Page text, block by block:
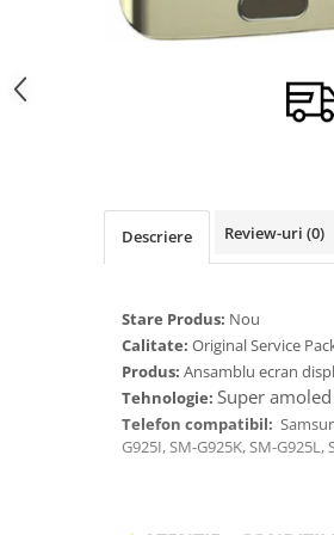
Camere si subansamble
Module si conectori incarcare
Touchscreen
Piese din dezmembrari (SWAP)
Descriere Review-uri (0)
Stare Produs: Nou
Calitate: Original Service
Produs: Ansamblu ecran
Tehnologie: Super amoled
Telefon compatibil:
G925I, SM-G925K, SM-G925L,